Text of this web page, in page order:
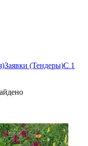
Заявки (Тендеры)С 1